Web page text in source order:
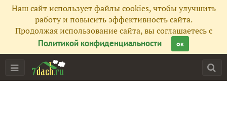
Наш сайт использует файлы cookies, чтобы улучшить
работу и повысить эффективность сайта.
Продолжая использование сайта, вы соглашаетесь с
Политикой конфиденциальности
ок